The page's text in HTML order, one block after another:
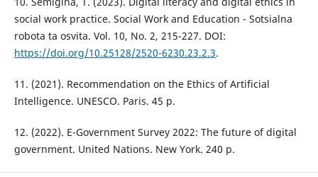
social work practice. Social Work and Education - Sotsialna
robota ta osvita. Vol. 10, No. 2, 215-227. DOI:
https://doi.org/10.25128/2520-6230.23.2.3.
11. (2021). Recommendation on the Ethics of Artificial
Intelligence. UNESCO. Paris. 45 p.
12. (2022). E-Government Survey 2022: The future of digital
government. United Nations. New York. 240 p.